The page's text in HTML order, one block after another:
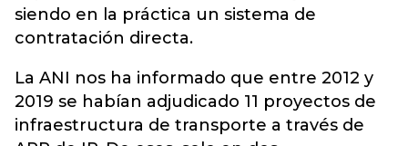
siendo en la práctica un sistema de
contratación directa.
La ANI nos ha informado que entre 2012 y
2019 se habían adjudicado 11 proyectos de
infraestructura de transporte a través de